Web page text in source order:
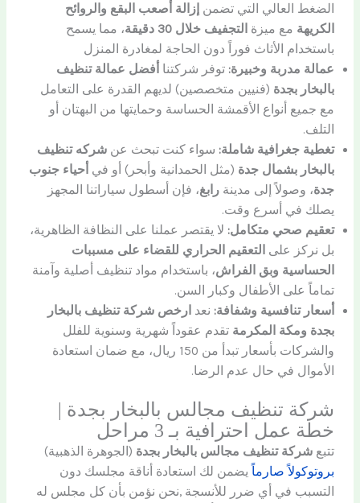
الضغط العالي التي تضمنإزالة أصعب البقع والروائح
الكريهة مع ميزة التجفيف خلال 30 دقيقة
، مما يسمح
باستخدام الأثاث فوراً دون الحاجة لمغادرة المنزل
عمالة مدربة وخبيرة: توفر شركتنا أفضل عمالة تنظيف
بالبخار بجدة (فنيين متخصصين) لديهم القدرة على التعامل
مع جميع أنواع الأقمشة الحساسة وحمايتها من البهتان أو
التلف.
تغطية جغرافية شاملة: سواء كنت تبحث عنشركه تنظيف
بالبخار بشمال جدة (مثل الحمدانية وأبحر) أو في أحياء جنوب
جدة، وصولاً إلى مدينةرابغ، فإن أسطول سياراتنا المجهز
يصلك في أسرع وقت.
تعقيم صحي متكامل: لا يقتصر عملنا على النظافة الظاهرية،
بل نركز على التعقيم الحراري للقضاء على مسببات
الحساسية وبق الفراش، باستخدام مواد تنظيف أصلية وآمنة
تماماً على الأطفال وكبار السن.
أسعار تنافسية وشفافة: نعد ارخص شركة تنظيف بالبخار
بجدة ومكة المكرمة تقدم عقوداً شهرية وسنوية للفلل
والشركات بأسعار تبدأ من 150 ريال، مع ضمان استعادة
الأموال في حال عدم الرضا.
شركة تنظيف مجالس بالبخار بجدة |
خطة عمل احترافية بـ 3 مراحل
تتبعشركة تنظيف مجالس بالبخار بجدة (الجوهرة الذهبية)
بروتوكولاً صارماً يضمن لك استعادة أناقة مجلسك دون
التسبب في أي ضرر للأنسجة ,نحن نؤمن بأن كل مجلس له